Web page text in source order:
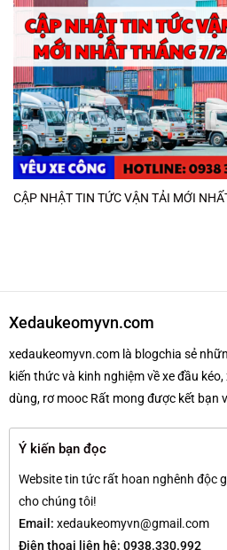
CẬP NHẬT TIN TỨC VẬN TẢI MỚI
Xedaukeomyvn.com
xedaukeomyvn.com là blogchia sẻ
kiến thức và kinh nghiệm về xe đầu kéo,
dùng, rơ mooc Rất mong được kết bạn
Ý kiến bạn đọc
Website tin tức rất hoan nghênh độc
cho chúng tôi!
Email: xedaukeomyvn@gmail.com
Điện thoại liên hệ: 0938.330.992